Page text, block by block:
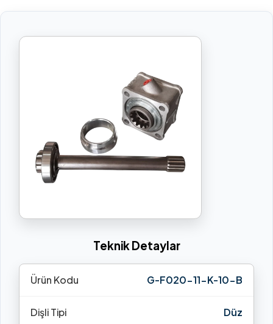
Teknik Detaylar
Ürün Kodu G-F020-11-K-10-B
Dişli Tipi Düz